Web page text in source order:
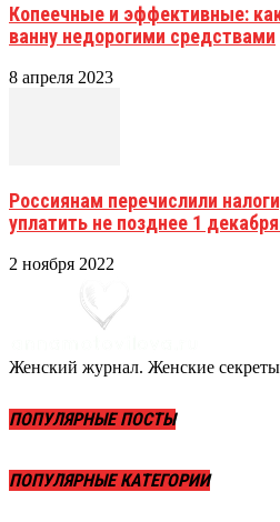
Копеечные и эффективные:
ванну недорогими средствами
8 апреля 2023
Россиянам перечислили
уплатить не позднее 1
2 ноября 2022
Женский журнал. Женские
ПОПУЛЯРНЫЕ ПОСТЫ
ПОПУЛЯРНЫЕ КАТЕГОРИИ